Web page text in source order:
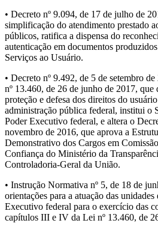
• Decreto nº 9.094, de 17 de julho de
simplificação do atendimento prestado
públicos, ratifica a dispensa do
autenticação em documentos
Serviços ao Usuário.
• Decreto nº 9.492, de 5 de setembro
nº 13.460, de 26 de junho de 2017, que
proteção e defesa dos direitos do
administração pública federal, institui o
Poder Executivo federal, e altera o
novembro de 2016, que aprova a
Demonstrativo dos Cargos em
Confiança do Ministério da
Controladoria-Geral da União.
• Instrução Normativa nº 5, de 18 de
orientações para a atuação das
Executivo federal para o exercício das
capítulos III e IV da Lei nº 13.460, de